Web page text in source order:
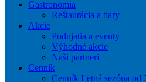
Gastronómia
Reštaurácia a bary
Akcie
Podujatia a eventy
Výhodné akcie
Naši partneri
Cenník
Cenník Letná sezóna od